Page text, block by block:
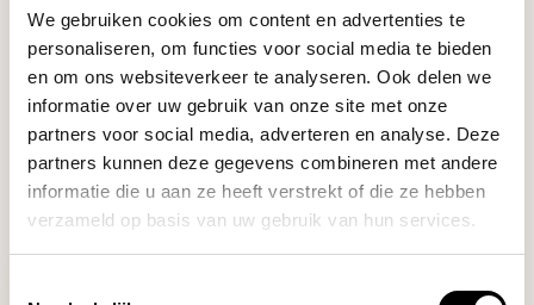
We gebruiken cookies om content en advertenties te
personaliseren, om functies voor social media te bieden
en om ons websiteverkeer te analyseren. Ook delen we
informatie over uw gebruik van onze site met onze
partners voor social media, adverteren en analyse. Deze
partners kunnen deze gegevens combineren met andere
informatie die u aan ze heeft verstrekt of die ze hebben
verzameld op basis van uw gebruik van hun services.
DO YOU HAVE A QUESTION ABOUT THIS PRODUCT?
Our coffee expert is happy to help you!
Ask your question
RECENTLY VIEWED